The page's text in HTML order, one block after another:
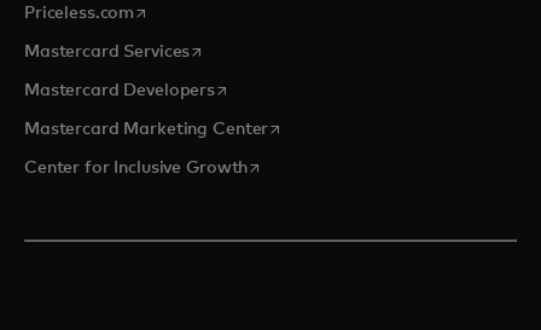
Priceless.com opens in a new tab
Mastercard Servicesopens in a new tab
Mastercard Developersopens in a new tab
Mastercard Marketing Centeropens in a new tab
Center for Inclusive Growthopens in a new tab